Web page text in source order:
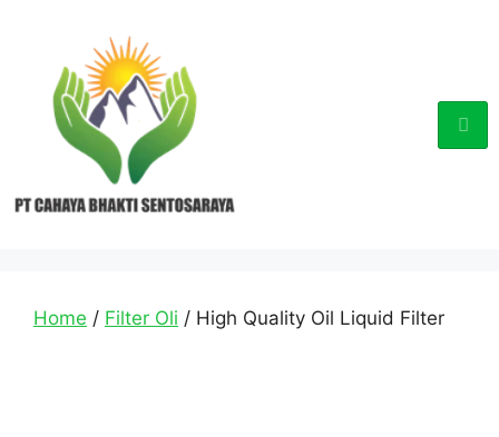
Home / Filter Oli / High Quality Oil Liquid Filter